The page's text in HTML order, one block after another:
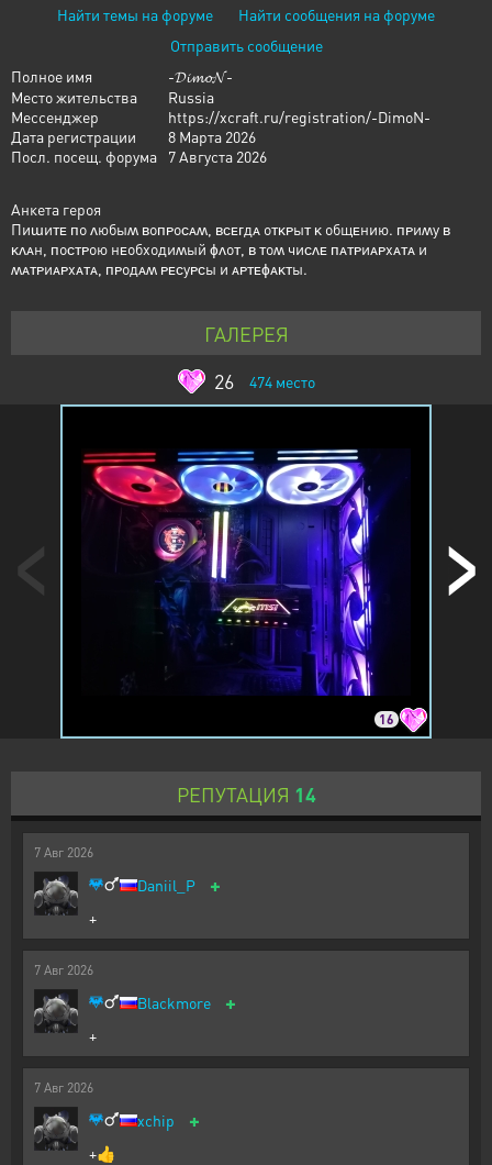
Найти темы на форуме
Найти сообщения на форуме
Отправить сообщение
Полное имя
-𝓓𝓲𝓶𝓸𝓝-
Место жительства
Russia
Мессенджер
https://xcraft.ru/registration/-DimoN-
Дата регистрации
8 Марта 2026
Посл. посещ. форума
7 Августа 2026
Анкета героя
Пиɯиᴛᴇ ᴨо ᴧюбыʍ ʙоᴨᴩоᴄᴀʍ, ʙᴄᴇᴦдᴀ оᴛᴋᴩыᴛ ᴋ общᴇнию. ᴨᴩиʍу ʙ
ᴋᴧᴀн, ᴨоᴄᴛᴩою нᴇобходиʍый ɸᴧоᴛ, ʙ ᴛоʍ чиᴄᴧᴇ ᴨᴀᴛᴩиᴀᴩхᴀᴛᴀ и
ʍᴀᴛᴩиᴀᴩхᴀᴛᴀ, ᴨᴩодᴀʍ ᴩᴇᴄуᴩᴄы и ᴀᴩᴛᴇɸᴀᴋᴛы.
ГАЛЕРЕЯ
26
474место
16
РЕПУТАЦИЯ 14
7 Авг 2026
Daniil_P +
+
7 Авг 2026
Blackmore +
+
7 Авг 2026
xchip +
+👍